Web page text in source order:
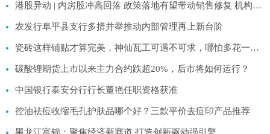
港股异动 | 内房股冲高回落 政策落地有望带动销售修复 机构称持续性仍需观察后续政策力度
农发行阜平县支行多措并举推动内部管理再上新台阶
瓷砖这样铺贴才算完美，神仙瓦工可遇不可求，哪怕多花一千也值得
碳酸锂期货上市以来主力合约跌超20%，后市将如何运行？
中国银行泰安分行行长董艳任职资格获准
控油祛痘收缩毛孔护肤品哪个好？三款平价去痘印产品推荐